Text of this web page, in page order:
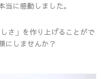
に感動しました。
さ」を作り上げることがで
にしませんか？